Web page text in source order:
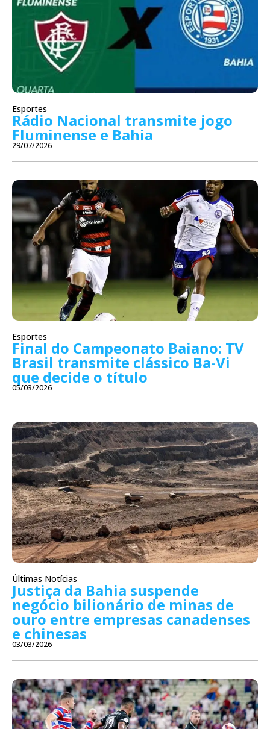
Esportes
Rádio Nacional transmite jogo
Fluminense e Bahia
29/07/2026
Esportes
Final do Campeonato Baiano: TV
Brasil transmite clássico Ba-Vi
que decide o título
05/03/2026
Últimas Notícias
Justiça da Bahia suspende
negócio bilionário de minas de
ouro entre empresas canadenses
e chinesas
03/03/2026